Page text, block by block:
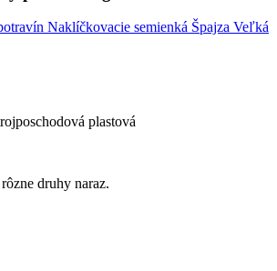
Naklíčkovacie semienká Špajza Veľká
plastová
druhy naraz.